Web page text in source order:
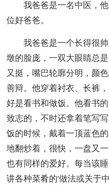
我爸爸是一名中医，他
位好爸爸。
我爸爸是一个长得很帅
墩的脸庞，一双大眼睛总
又挺，嘴巴轮廓分明，颜
善辩。他穿着衬衣、长裤
好是看书和做饭。他看书
致志的，不时还拿着笔写
饭的时候，戴着一顶蓝色
地翻炒着，很快，一盘又
也有同样的爱好。每当该
讲各种菜肴的'做法或关于